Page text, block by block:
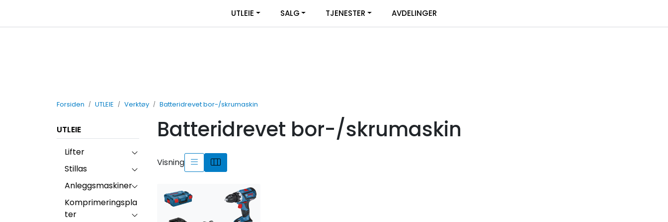
UTLEIE SALG TJENESTER AVDELINGER
Forsiden UTLEIE Verktøy Batteridrevet bor-/skrumaskin
UTLEIE
Lifter
Stillas
Anleggsmaskiner
Komprimeringspla
ter
Batteridrevet bor-/skrumaskin
Visning